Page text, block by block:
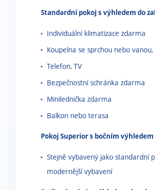
Standardní pokoj s výhledem do
Individuální klimatizace zdarma
Koupelna se sprchou nebo vanou,
Telefon, TV
Bezpečnostní schránka zdarma
Minilednička zdarma
Balkon nebo terasa
Pokoj Superior s bočním
Stejně vybavený jako standardní
modernější vybavení